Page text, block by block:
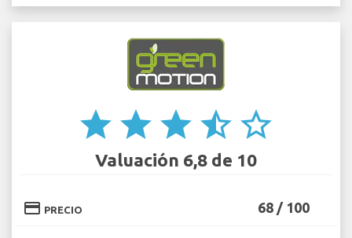
star star star star_half star_border
Valuación 6,8 de 10
credit_card PRECIO 68 / 100